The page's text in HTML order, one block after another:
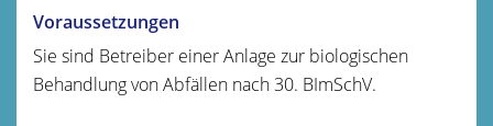
Voraussetzungen
Sie sind Betreiber einer Anlage zur biologischen
Behandlung von Abfällen nach 30. BImSchV.